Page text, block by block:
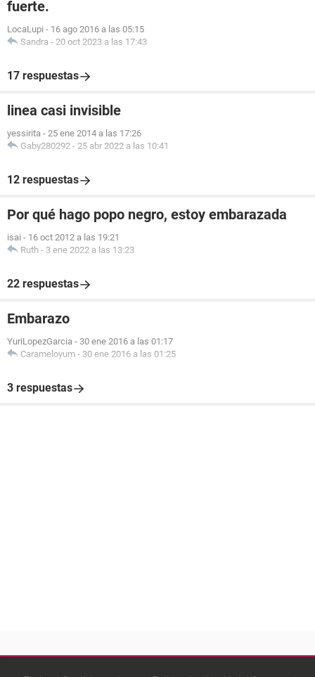
fuerte.
LocaLupi - 16 ago 2016 a las 05:15
Sandra - 20 oct 2023 a las 17:43
17 respuestas
linea casi invisible
yessirita - 25 ene 2014 a las 17:26
Gaby280292 - 25 abr 2022 a las 10:41
12 respuestas
Por qué hago popo negro, estoy embarazada
isai - 16 oct 2012 a las 19:21
Ruth - 3 ene 2022 a las 13:23
22 respuestas
Embarazo
YuriLopezGarcia - 30 ene 2016 a las 01:17
Carameloyum - 30 ene 2016 a las 01:25
3 respuestas